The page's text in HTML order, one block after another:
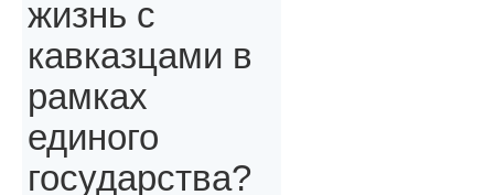
жизнь с
кавказцами в
рамках
единого
государства?